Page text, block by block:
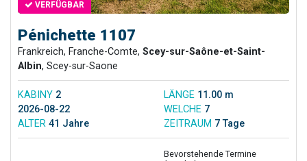
VERFÜGBAR
Pénichette 1107
Frankreich, Franche-Comte, Scey-sur-Saône-et-Saint-
Albin, Scey-sur-Saone
KABINY 2 LÄNGE 11.00 m
2026-08-22
WELCHE 7
ALTER 41 Jahre ZEITRAUM 7 Tage
Bevorstehende Termine